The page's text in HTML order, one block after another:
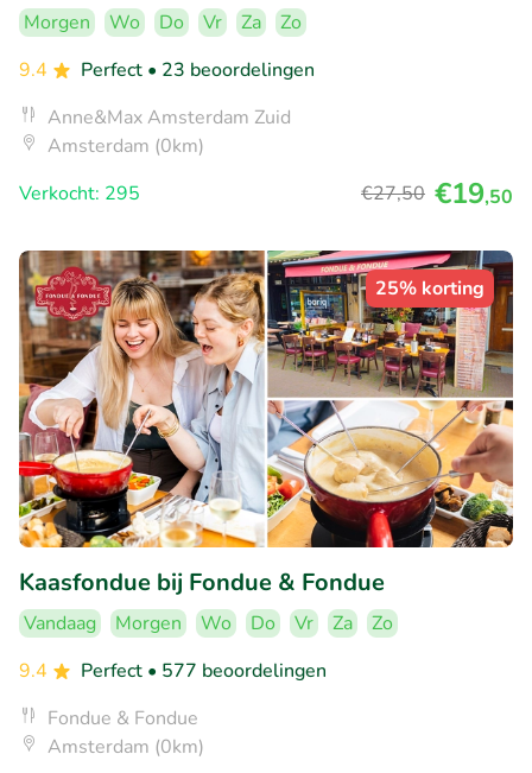
Morgen Wo Do Vr Za
Zo
9.4
Perfect • 23 beoordelingen
Anne&Max Amsterdam Zuid
Amsterdam (0km)
Verkocht: 295
€27,50 €19,50
25% korting
Kaasfondue bij Fondue & Fondue
Vandaag Morgen Wo Do Vr Za
Zo
9.4
Perfect • 577 beoordelingen
Fondue & Fondue
Amsterdam (0km)